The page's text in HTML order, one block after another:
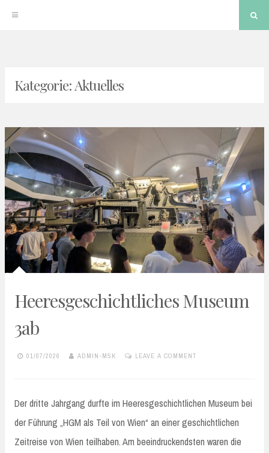
Kategorie:Aktuelles
Heeresgeschichtliches Museum
3ab
01/07/2026 ADMIN-MSK LEAVE A COMMENT
Der dritte Jahrgang durfte im Heeresgeschichtlichen Museum bei
der Führung „HGM als Teil von Wien“ an einer geschichtlichen
Zeitreise von Wien teilhaben. Am beeindruckendsten waren die